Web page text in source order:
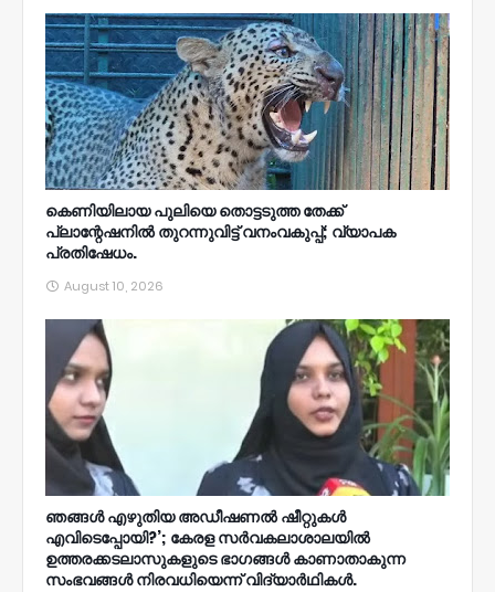
കെണിയിലായ പുലിയെ തൊട്ടടുത്ത തേക്ക്‌
പ്ലാന്റേഷനിൽ തുറന്നുവിട്ട്‌ വനംവകുപ്പ്; വ്യാപക
പ്രതിഷേധം.
August 10, 2026
ഞങ്ങള്‍ എഴുതിയ അഡീഷണല്‍ ഷീറ്റുകള്‍
എവിടെപ്പോയി?’; കേരള സര്‍വകലാശാലയില്‍
ഉത്തരക്കടലാസുകളുടെ ഭാഗങ്ങള്‍ കാണാതാകുന്ന
സംഭവങ്ങള്‍ നിരവധിയെന്ന് വിദ്യാര്‍ഥികള്‍.